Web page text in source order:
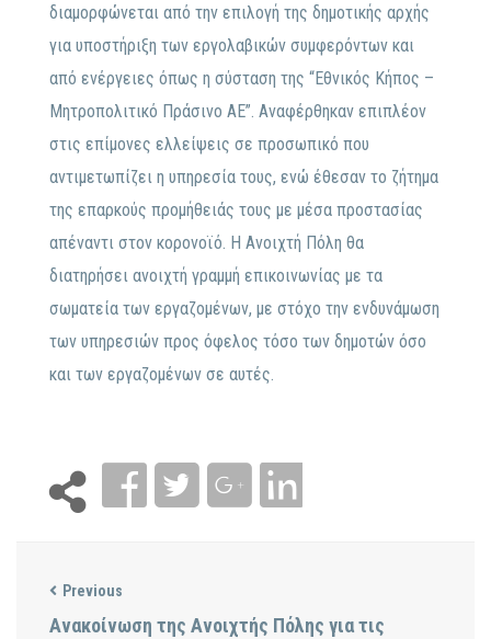
διαμορφώνεται από την επιλογή της δημοτικής αρχής
για υποστήριξη των εργολαβικών συμφερόντων και
από ενέργειες όπως η σύσταση της “Εθνικός Κήπος –
Μητροπολιτικό Πράσινο ΑΕ”. Αναφέρθηκαν επιπλέον
στις επίμονες ελλείψεις σε προσωπικό που
αντιμετωπίζει η υπηρεσία τους, ενώ έθεσαν το ζήτημα
της επαρκούς προμήθειάς τους με μέσα προστασίας
απέναντι στον κορονοϊό. Η Ανοιχτή Πόλη θα
διατηρήσει ανοιχτή γραμμή επικοινωνίας με τα
σωματεία των εργαζομένων, με στόχο την ενδυνάμωση
των υπηρεσιών προς όφελος τόσο των δημοτών όσο
και των εργαζομένων σε αυτές.
Previous
Ανακοίνωση της Ανοιχτής Πόλης για τις